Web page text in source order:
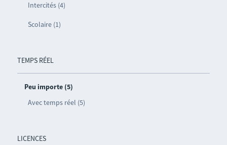
Intercités (4)
Scolaire (1)
TEMPS RÉEL
Peu importe (5)
Avec temps réel (5)
LICENCES